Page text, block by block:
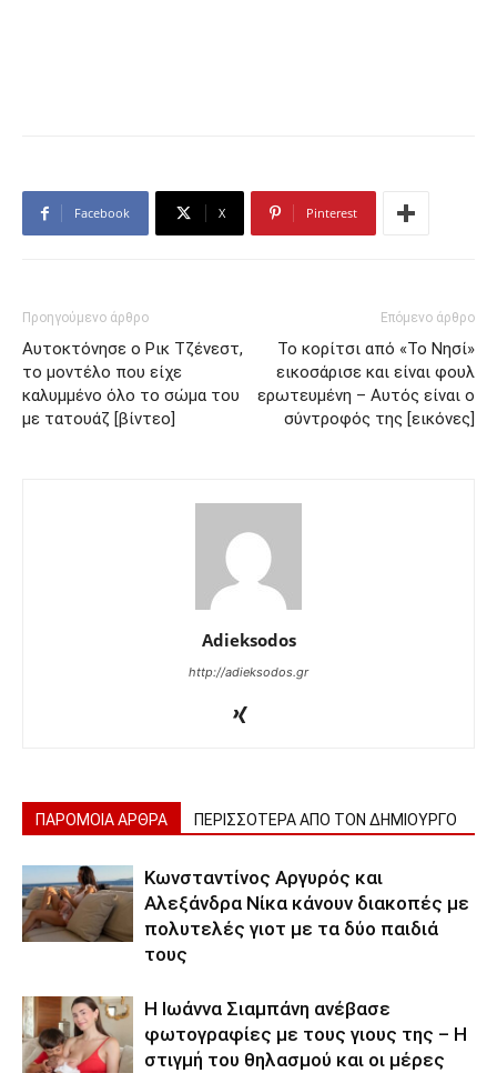
Facebook X Pinterest
Προηγούμενο άρθρο
Αυτοκτόνησε ο Ρικ Τζένεστ,
το μοντέλο που είχε
καλυμμένο όλο το σώμα του
με τατουάζ [βίντεο]
Επόμενο άρθρο
Το κορίτσι από «Το Νησί»
εικοσάρισε και είναι φουλ
ερωτευμένη – Αυτός είναι ο
σύντροφός της [εικόνες]
Adieksodos
http://adieksodos.gr
ΠΑΡΟΜΟΙΑ ΑΡΘΡΑ ΠΕΡΙΣΣΟΤΕΡΑ ΑΠΟ ΤΟΝ ΔΗΜΙΟΥΡΓΟ
Κωνσταντίνος Αργυρός και
Αλεξάνδρα Νίκα κάνουν διακοπές με
πολυτελές γιοτ με τα δύο παιδιά
τους
H Ιωάννα Σιαμπάνη ανέβασε
φωτογραφίες με τους γιους της – Η
στιγμή του θηλασμού και οι μέρες